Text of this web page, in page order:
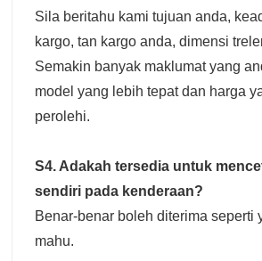
Sila beritahu kami tujuan anda,
kargo, tan kargo anda, dimensi
Semakin banyak maklumat yang
model yang lebih tepat dan harga
perolehi.
S4. Adakah tersedia untuk
sendiri pada kenderaan?
Benar-benar boleh diterima seperti
mahu.